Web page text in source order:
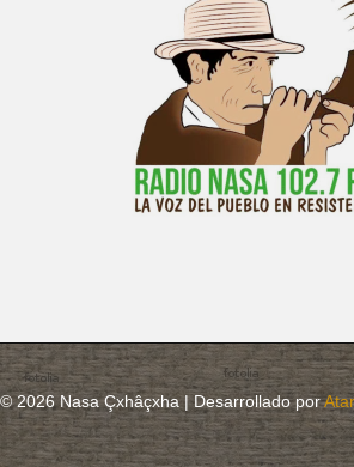
© 2026 Nasa Çxhâçxha | Desarrollado por